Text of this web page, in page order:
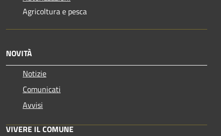
Agricoltura e pesca
NOVITÀ
Notizie
Comunicati
Avvisi
VIVERE IL COMUNE